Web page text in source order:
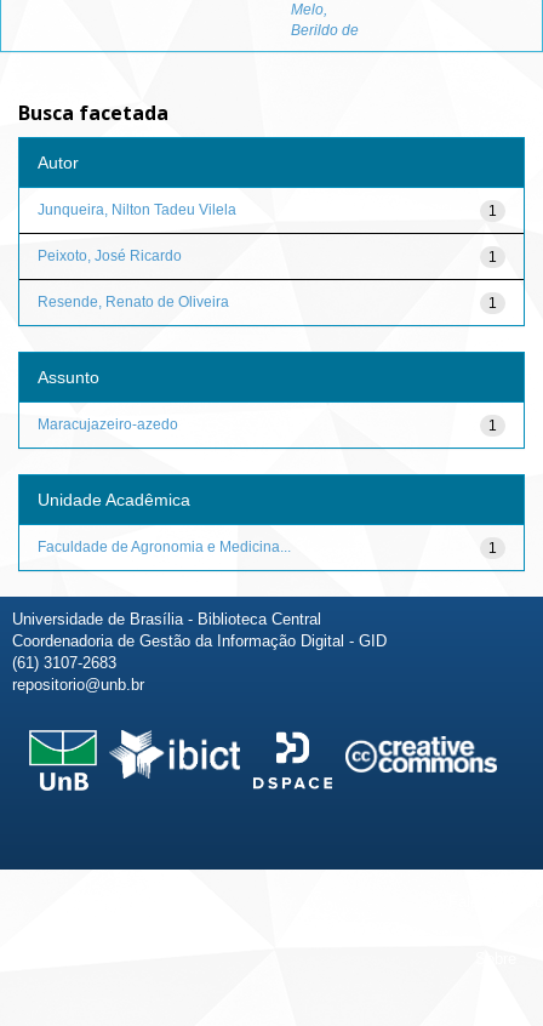
Melo,
Berildo de
Busca facetada
Autor
1
Junqueira, Nilton Tadeu Vilela
1
Peixoto, José Ricardo
1
Resende, Renato de Oliveira
Assunto
1
Maracujazeiro-azedo
Unidade Acadêmica
1
Faculdade de Agronomia e Medicina...
Universidade de Brasília - Biblioteca Central
Coordenadoria de Gestão da Informação Digital - GID
(61) 3107-2683
repositorio@unb.br